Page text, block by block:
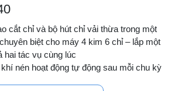
cắt chỉ và bộ hút chỉ vải thừa trong một
biệt cho máy 4 kim 6 chỉ – lắp một
hai tác vụ cùng lúc
nén hoạt động tự động sau mỗi chu kỳ
05/08/2026 10:52 AM
Cách lắp kim máy vắt sổ đúng chiều tránh
bỏ mũi